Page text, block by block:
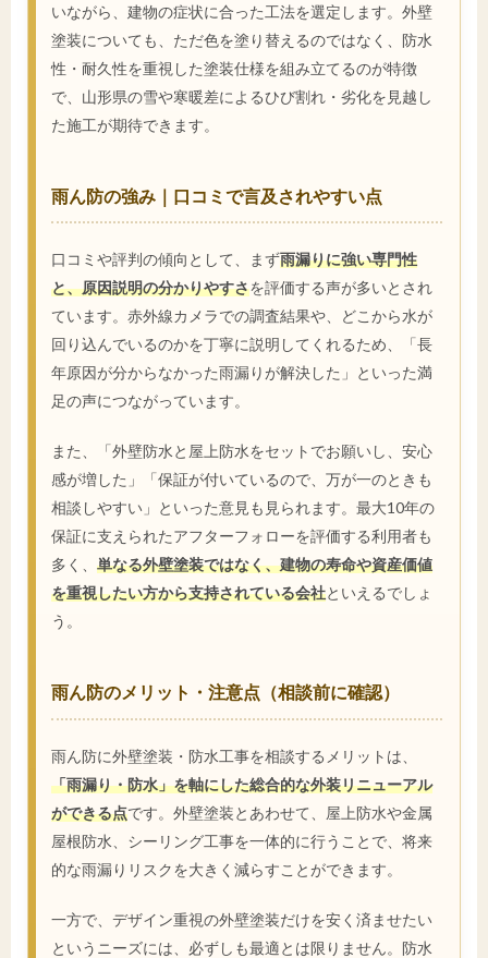
いながら、建物の症状に合った工法を選定します。外壁
塗装についても、ただ色を塗り替えるのではなく、防水
性・耐久性を重視した塗装仕様を組み立てるのが特徴
で、山形県の雪や寒暖差によるひび割れ・劣化を見越し
た施工が期待できます。
雨ん防の強み｜口コミで言及されやすい点
口コミや評判の傾向として、まず雨漏りに強い専門性
と、原因説明の分かりやすさを評価する声が多いとされ
ています。赤外線カメラでの調査結果や、どこから水が
回り込んでいるのかを丁寧に説明してくれるため、「長
年原因が分からなかった雨漏りが解決した」といった満
足の声につながっています。
また、「外壁防水と屋上防水をセットでお願いし、安心
感が増した」「保証が付いているので、万が一のときも
相談しやすい」といった意見も見られます。最大10年の
保証に支えられたアフターフォローを評価する利用者も
多く、 単なる外壁塗装ではなく、建物の寿命や資産価値
を重視したい方から支持されている会社といえるでしょ
う。
雨ん防のメリット・注意点（相談前に確認）
雨ん防に外壁塗装・防水工事を相談するメリットは、
「雨漏り・防水」を軸にした総合的な外装リニューアル
ができる点です。外壁塗装とあわせて、屋上防水や金属
屋根防水、シーリング工事を一体的に行うことで、将来
的な雨漏りリスクを大きく減らすことができます。
一方で、デザイン重視の外壁塗装だけを安く済ませたい
というニーズには、必ずしも最適とは限りません。防水